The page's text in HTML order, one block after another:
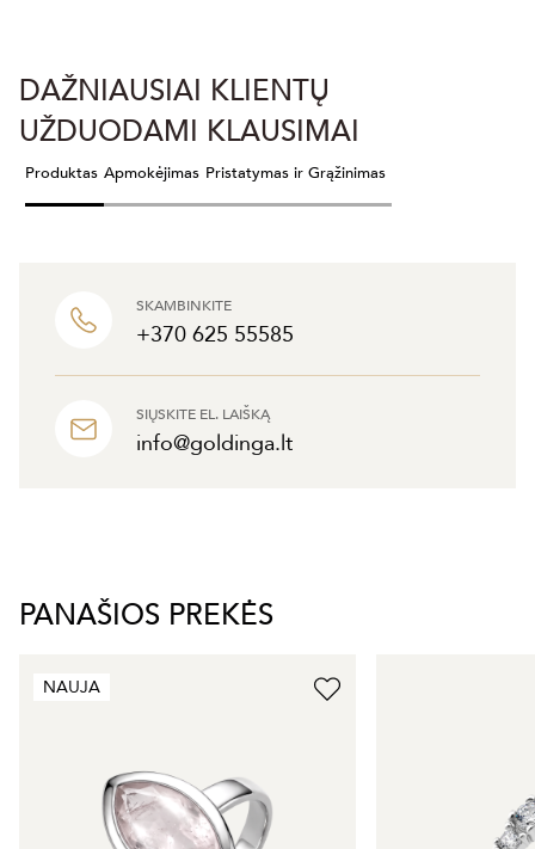
SKAMBINKITE
+370 625 55585
SIŲSKITE EL. LAIŠKĄ
info@goldinga.lt
DAŽNIAUSIAI KLIENTŲ
UŽDUODAMI KLAUSIMAI
Produktas Apmokėjimas Pristatymas ir Grąžinimas
PANAŠIOS PREKĖS
NAUJA